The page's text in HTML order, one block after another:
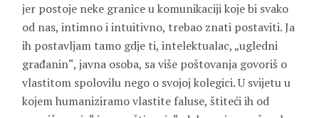
jer postoje neke granice u komunikaciji koje bi svako
od nas, intimno i intuitivno, trebao znati postaviti. Ja
ih postavljam tamo gdje ti, intelektualac, „ugledni
građanin“, javna osoba, sa više poštovanja govoriš o
vlastitom spolovilu nego o svojoj kolegici. U svijetu u
kojem humaniziramo vlastite faluse, štiteći ih od